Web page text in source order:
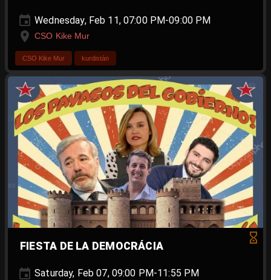
Wednesday, Feb 11, 07:00 PM-09:00 PM
CSO Kike Mur
CSO Kike Mur kurdistán
FIESTA DE LA DEMOCRÁCIA
Saturday, Feb 07, 09:00 PM-11:55 PM